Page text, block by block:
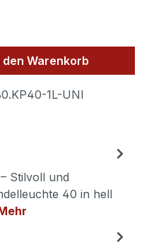
den
den Warenkorb
1L-UNI
Stilvoll und
40 in hell